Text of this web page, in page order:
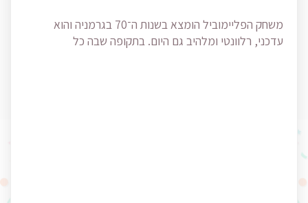
משחק הפליימוביל הומצא בשנות ה־70 בגרמניה והוא
עדכני, רלוונטי ומלהיב גם היום. בתקופה שבה כל